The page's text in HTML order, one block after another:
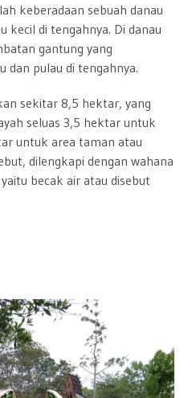
keberadaan sebuah danau
kecil di tengahnya. Di danau
gantung yang
dan pulau di tengahnya.
sekitar 8,5 hektar, yang
seluas 3,5 hektar untuk
untuk area taman atau
dilengkapi dengan wahana
becak air atau disebut